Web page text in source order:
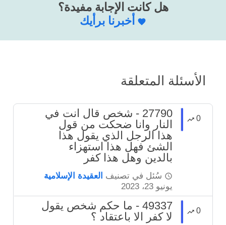
هل كانت الإجابة مفيدة؟
أخبرنا برأيك
الأسئلة المتعلقة
0
27790 - شخص قال انت في
النار وانا ضحكت من قول
هذا الرجل الذي يقول هذا
الشئ فهل هذا استهزاء
بالدين وهل هذا كفر
سُئل في تصنيف العقيدة الإسلامية
يونيو 23، 2023
0
49337 - ما حكم شخص يقول
لا كفر الا باعتقاد ؟